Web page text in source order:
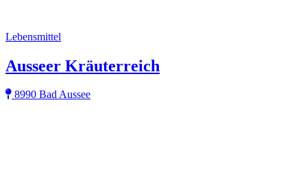
Lebensmittel
Ausseer Kräuterreich
8990 Bad Aussee